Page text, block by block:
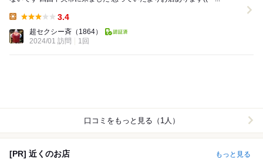
3.4
超セクシー斉 （1864）
2024/01 訪問
1回
口コミをもっと見る（1人）
[PR] 近くのお店 もっと見る